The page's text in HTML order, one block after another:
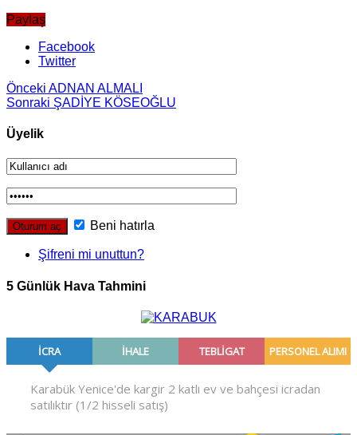
Paylaş
Facebook
Twitter
Önceki ADNAN ALMALI
Sonraki ŞADİYE KÖSEOĞLU
Üyelik
Beni hatırla
Şifreni mi unuttun?
5 Günlük Hava Tahmini